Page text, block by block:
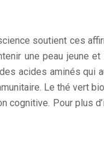
soutient ces
une peau jeune et
acides aminés qui
Le thé vert
cognitive. Pour plus